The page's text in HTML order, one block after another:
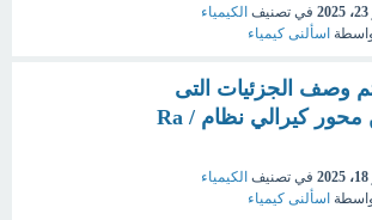
في تصنيف الكيمياء
اسألنى كيمياء
وصف الجزئيات التى
تتضمن محور كيرالي نظام Ra /
في تصنيف الكيمياء
اسألنى كيمياء